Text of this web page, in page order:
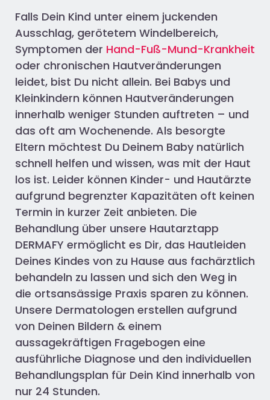
Falls Dein Kind unter einem juckenden
Ausschlag, gerötetem Windelbereich,
Symptomen der Hand-Fuß-Mund-Krankheit
oder chronischen Hautveränderungen
leidet, bist Du nicht allein. Bei Babys und
Kleinkindern können Hautveränderungen
innerhalb weniger Stunden auftreten – und
das oft am Wochenende. Als besorgte
Eltern möchtest Du Deinem Baby natürlich
schnell helfen und wissen, was mit der Haut
los ist. Leider können Kinder- und Hautärzte
aufgrund begrenzter Kapazitäten oft keinen
Termin in kurzer Zeit anbieten. Die
Behandlung über unsere Hautarztapp
DERMAFY ermöglicht es Dir, das Hautleiden
Deines Kindes von zu Hause aus fachärztlich
behandeln zu lassen und sich den Weg in
die ortsansässige Praxis sparen zu können.
Unsere Dermatologen erstellen aufgrund
von Deinen Bildern & einem
aussagekräftigen Fragebogen eine
ausführliche Diagnose und den individuellen
Behandlungsplan für Dein Kind innerhalb von
nur 24 Stunden.